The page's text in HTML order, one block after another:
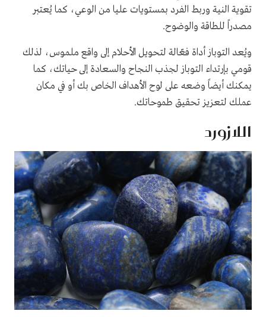
تقوية النية وربط الفرد بمستويات عليا من الوعي، كما يُعتبر
مصدراً للطاقة والوضوح.
ويُعد التوباز أداة فعّالة لتحويل الأحلام إلى واقع ملموس، لذلك
قومي بإرتداء التوباز لجذب النجاح والسعادة إلى حياتك، كما
يمكنك أيضاً وضعه على لوح الأهداف الخاص بك أو في مكان
عملك لتعزيز تحقيق طموحاتك.
اللازورد